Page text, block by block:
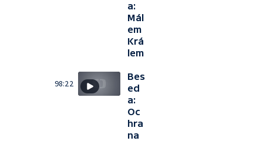
a:
Mál
em
Krá
lem
98:22
Bes
ed
a:
Oc
hra
na